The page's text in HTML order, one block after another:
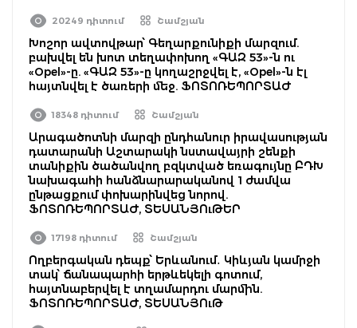
20249 դիտում Շամշյան
Խոշոր ավտովթար՝ Գեղարքունիքի մարզում.
բախվել են խոտ տեղափոխող «ԳԱԶ 53»-ն ու
«Opel»-ը. «ԳԱԶ 53»-ը կողաշրջվել է, «Opel»-ն էլ
հայտնվել է ծառերի մեջ. ՖՈՏՈՌԵՊՈՐՏԱԺ
18348 դիտում Շամշյան
Արագածոտնի մարզի ընդհանուր իրավասության
դատարանի Աշտարակի նստավայրի շենքի
տանիքին ծածանվող բզկտված եռագույնը ԲԴԽ
նախագահի հանձնարարականով 1 ժամվա
ընթացքում փոխարինվեց նորով.
ՖՈՏՈՌԵՊՈՐՏԱԺ, ՏԵՍԱՆՅՈւԹԵՐ
17198 դիտում Շամշյան
Ողբերգական դեպք՝ Երևանում․ Կիևյան կամրջի
տակ՝ ճանապարհի երթևեկելի գոտում,
հայտնաբերվել է տղամարդու մարմին.
ՖՈՏՈՌԵՊՈՐՏԱԺ, ՏԵՍԱՆՅՈւԹ